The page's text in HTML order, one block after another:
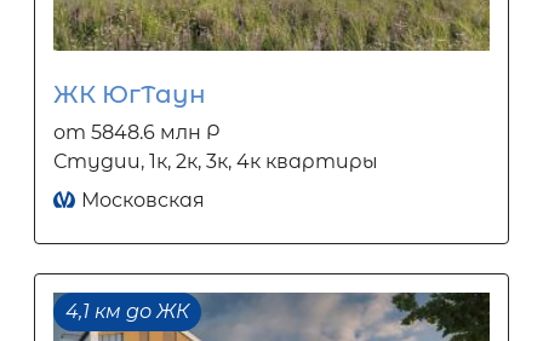
ЖК ЮгТаун
от 5848.6 млн Р
Студии, 1к, 2к, 3к, 4к квартиры
Московская
4,1 км до ЖК